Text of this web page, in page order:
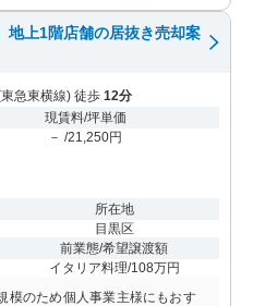
地上1階店舗の居抜き売却案
急東横線) 徒歩 12分
現賃料/坪単価
－ /21,250円
所在地
目黒区
前業態/希望譲渡額
イタリア料理/108万円
模のため個人事業主様にもおす